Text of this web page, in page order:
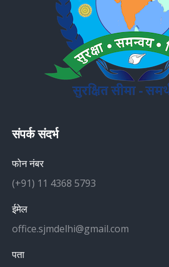
संपर्क संदर्भ
फोन नंबर
(+91) 11 4368 5793
ईमेल
office.sjmdelhi@gmail.com
पता